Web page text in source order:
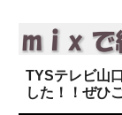
TYSテレビ山
した！！ぜひ